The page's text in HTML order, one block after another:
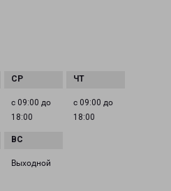
с 09:00 до
18:00
с 09:00 до
18:00
Выходной